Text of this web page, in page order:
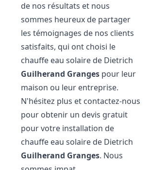
de nos résultats et nous
sommes heureux de partager
les témoignages de nos clients
satisfaits, qui ont choisi le
chauffe eau solaire de Dietrich
Guilherand Granges pour leur
maison ou leur entreprise.
N'hésitez plus et contactez-nous
pour obtenir un devis gratuit
pour votre installation de
chauffe eau solaire de Dietrich
Guilherand Granges. Nous